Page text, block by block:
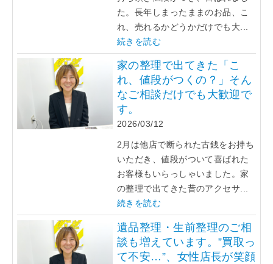
た。長年しまったままのお品、こ
れ、売れるかどうかだけでも大...
続きを読む
家の整理で出てきた「こ
れ、値段がつくの？」そん
なご相談だけでも大歓迎で
す。
2026/03/12
2月は他店で断られた古銭をお持ち
いただき、値段がついて喜ばれた
お客様もいらっしゃいました。家
の整理で出てきた昔のアクセサ...
続きを読む
遺品整理・生前整理のご相
談も増えています。”買取っ
て不安…”、女性店長が笑顔